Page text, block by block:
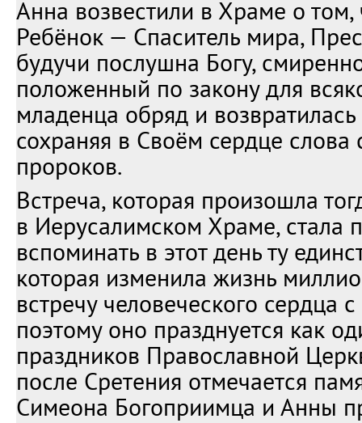
Анна возвестили в Храме о
Ребёнок — Спаситель мира,
будучи послушна Богу,
положенный по закону для
младенца обряд и
сохраняя в Своём сердце
пророков.
Встреча, которая произошла
в Иерусалимском Храме, стала
вспоминать в этот день ту
которая изменила жизнь
встречу человеческого сердца
поэтому оно празднуется как
праздников Православной
после Сретения отмечается
Симеона Богоприимца и Анны